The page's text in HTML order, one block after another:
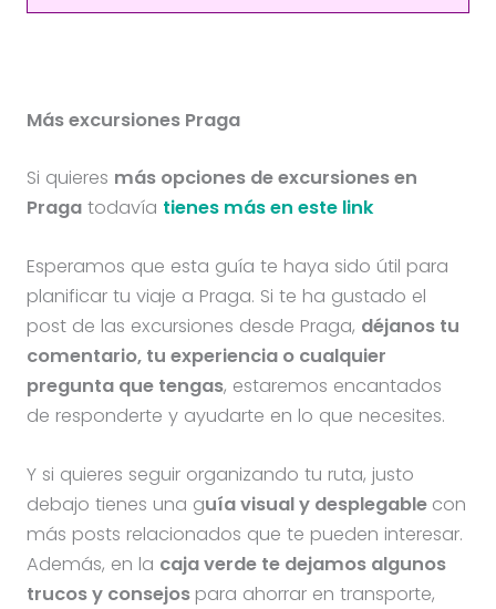
Más excursiones Praga
Si quieres más opciones de excursiones en
Pragatodavía tienes más en este link
Esperamos que esta guía te haya sido útil para
planificar tu viaje a Praga. Si te ha gustado el
post de las excursiones desde Praga, déjanos tu
comentario, tu experiencia o cualquier
pregunta que tengas, estaremos encantados
de responderte y ayudarte en lo que necesites.
Y si quieres seguir organizando tu ruta, justo
debajo tienes una guía visual y desplegable con
más posts relacionados que te pueden interesar.
Además, en la caja verde te dejamos algunos
trucos y consejos para ahorrar en transporte,